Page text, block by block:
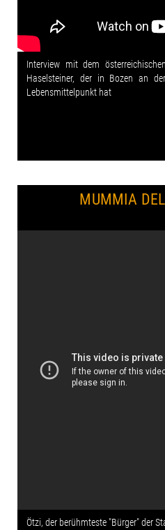
Interview mit dem
Haselsteiner, der in Bozen an
Lebensmittelpunkt hat
MUMMIA
Ötzi, der berühmteste "Bürger" der